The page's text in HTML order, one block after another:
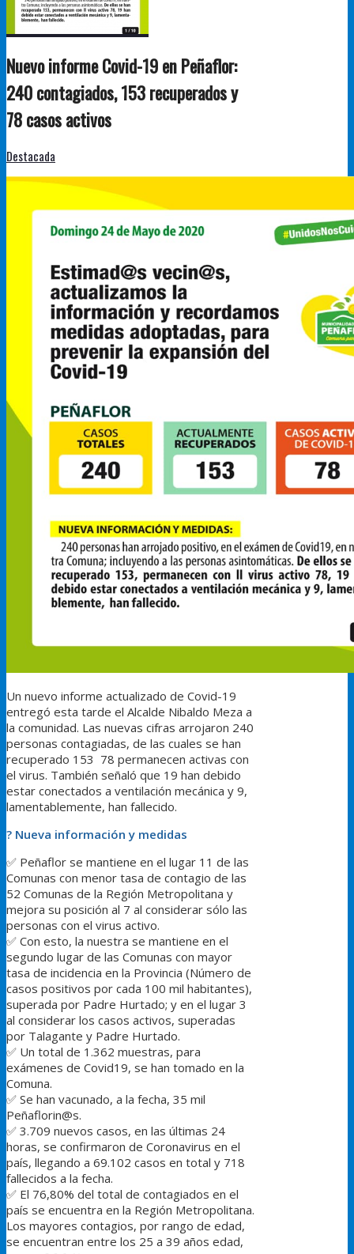
Nuevo informe Covid-19 en Peñaflor:
240 contagiados, 153 recuperados y
78 casos activos
Destacada
Un nuevo informe actualizado de Covid-19
entregó esta tarde el Alcalde Nibaldo Meza a
la comunidad. Las nuevas cifras arrojaron 240
personas contagiadas, de las cuales se han
recuperado 153 78 permanecen activas con
el virus. También señaló que 19 han debido
estar conectados a ventilación mecánica y 9,
lamentablemente, han fallecido.
? Nueva información y medidas
✅ Peñaflor se mantiene en el lugar 11 de las
Comunas con menor tasa de contagio de las
52 Comunas de la Región Metropolitana y
mejora su posición al 7 al considerar sólo las
personas con el virus activo.
✅ Con esto, la nuestra se mantiene en el
segundo lugar de las Comunas con mayor
tasa de incidencia en la Provincia (Número de
casos positivos por cada 100 mil habitantes),
superada por Padre Hurtado; y en el lugar 3
al considerar los casos activos, superadas
por Talagante y Padre Hurtado.
✅ Un total de 1.362 muestras, para
exámenes de Covid19, se han tomado en la
Comuna.
✅ Se han vacunado, a la fecha, 35 mil
Peñaflorin@s.
✅ 3.709 nuevos casos, en las últimas 24
horas, se confirmaron de Coronavirus en el
país, llegando a 69.102 casos en total y 718
fallecidos a la fecha.
✅ El 76,80% del total de contagiados en el
país se encuentra en la Región Metropolitana.
Los mayores contagios, por rango de edad,
se encuentran entre los 25 a 39 años edad,